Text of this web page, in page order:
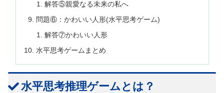
解答⑤親愛なる未来の私へ
問題⑥：かわいい人形(水平思考ゲーム)
解答⑦かわいい人形
水平思考ゲームまとめ
水平思考推理ゲームとは？